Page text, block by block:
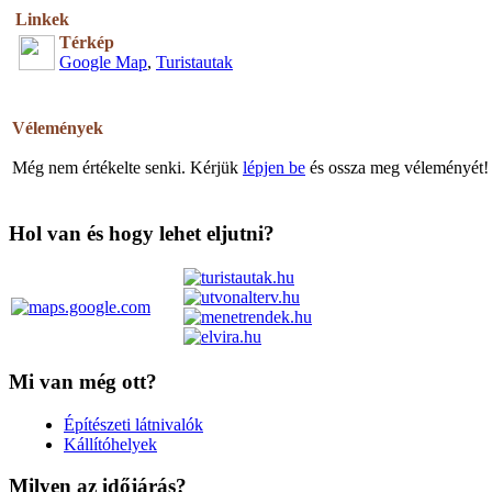
Linkek
Térkép
Google Map, Turistautak
Vélemények
Még nem értékelte senki. Kérjük lépjen be és ossza meg véleményét!
Hol van és hogy lehet eljutni?
Mi van még ott?
Építészeti látnivalók
Kállítóhelyek
Milyen az időjárás?